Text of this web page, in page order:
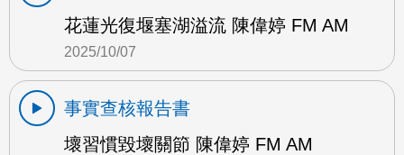
花蓮光復堰塞湖溢流 陳偉婷 FM AM
2025/10/07
事實查核報告書
壞習慣毀壞關節 陳偉婷 FM AM